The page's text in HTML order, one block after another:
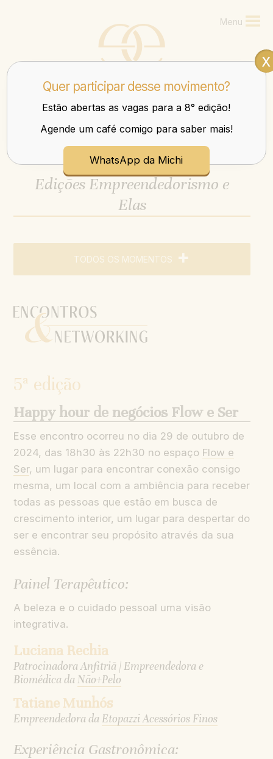
Mulheres que transbordam nos negócios e na vida.
Menu
Edições Empreendedorismo e
Elas
TODOS OS MOMENTOS
5ª edição
Happy hour de negócios Flow e Ser
Esse encontro ocorreu no dia 29 de outubro de
2024, das 18h30 às 22h30 no espaço Flow e
Ser, um lugar para encontrar conexão consigo
mesma, um local com a ambiência para receber
todas as pessoas que estão em busca de
crescimento interior, um lugar para despertar do
ser e encontrar seu propósito através da sua
essência.
Painel Terapêutico:
A beleza e o cuidado pessoal uma visão
integrativa.
Luciana Rechia
Patrocinadora Anfitriã | Empreendedora e
Biomédica daNão+Pelo
Tatiane Munhós
Empreendedora daEtopazzi Acessórios Finos
Experiência Gastronômica:
Quer participar desse movimento?
Estão abertas as vagas para a 8° edição!
Agende um café comigo para saber mais!
WhatsApp da Michi
x